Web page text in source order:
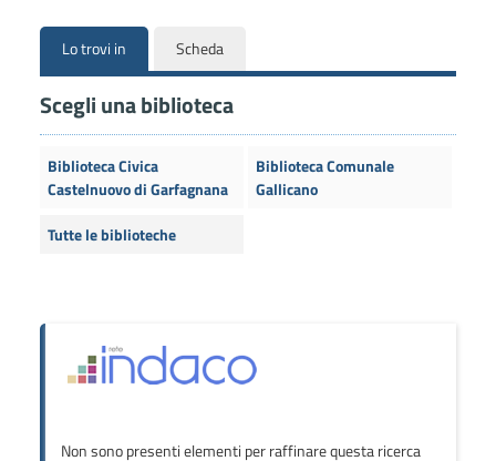
Lo trovi in Scheda
Scegli una biblioteca
Biblioteca Civica
Castelnuovo di Garfagnana
Biblioteca Comunale
Gallicano
Tutte le biblioteche
Non sono presenti elementi per raffinare questa ricerca